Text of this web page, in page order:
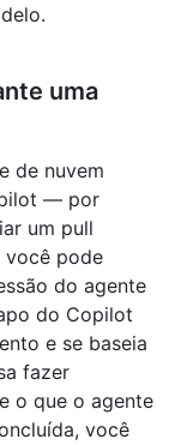
uma
de nuvem
— por
um pull
pode
do agente
do Copilot
e se baseia
fazer
o que o agente
você